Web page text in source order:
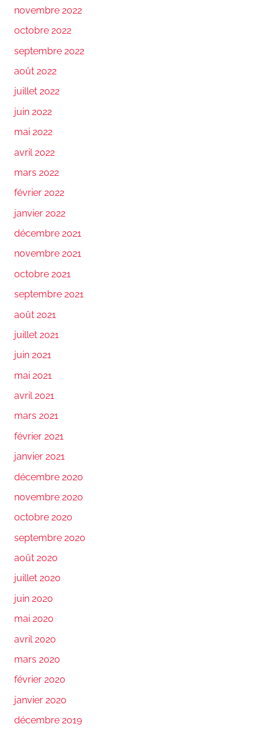
novembre 2022
octobre 2022
septembre 2022
août 2022
juillet 2022
juin 2022
mai 2022
avril 2022
mars 2022
février 2022
janvier 2022
décembre 2021
novembre 2021
octobre 2021
septembre 2021
août 2021
juillet 2021
juin 2021
mai 2021
avril 2021
mars 2021
février 2021
janvier 2021
décembre 2020
novembre 2020
octobre 2020
septembre 2020
août 2020
juillet 2020
juin 2020
mai 2020
avril 2020
mars 2020
février 2020
janvier 2020
décembre 2019